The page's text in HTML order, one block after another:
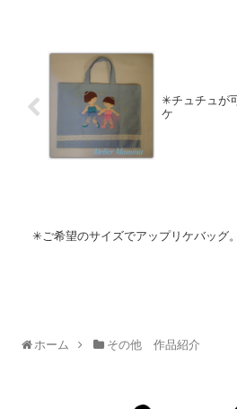
✳︎チュチュが
ケ
✳︎ご希望のサイズでアップリケバッグ。
ホーム その他 作品紹介